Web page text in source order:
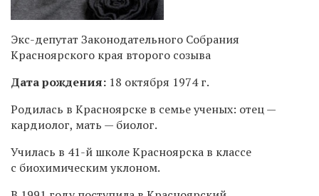
Экс-депутат Законодательного Собрания
Красноярского края второго созыва
Дата рождения: 18 октября 1974 г.
Родилась в Красноярске в семье ученых: отец —
кардиолог, мать — биолог.
Училась в 41-й школе Красноярска в классе
с биохимическим уклоном.